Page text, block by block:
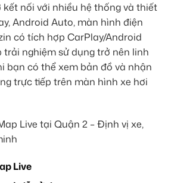
kết nối với nhiều hệ thống và thiết
Android Auto, màn hình điện
có tích hợp CarPlay/Android
nghiệm sử dụng trở nên linh
bạn có thể xem bản đồ và nhận
trực tiếp trên màn hình xe hơi
Live